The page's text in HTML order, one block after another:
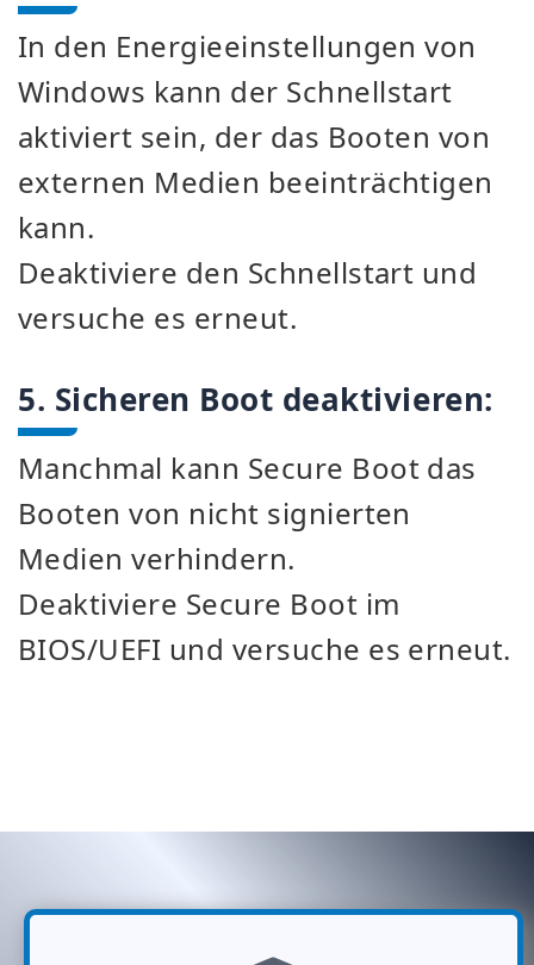
In den Energieeinstellungen von
Windows kann der Schnellstart
aktiviert sein, der das Booten von
externen Medien beeinträchtigen
kann.
Deaktiviere den Schnellstart und
versuche es erneut.
5. Sicheren Boot deaktivieren:
Manchmal kann Secure Boot das
Booten von nicht signierten
Medien verhindern.
Deaktiviere Secure Boot im
BIOS/UEFI und versuche es erneut.